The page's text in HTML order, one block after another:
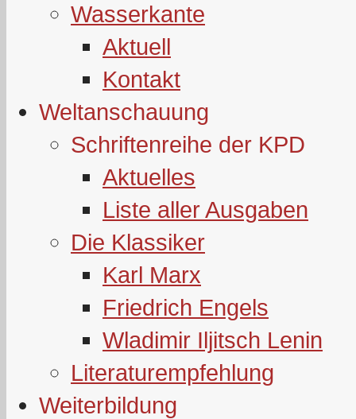
Wasserkante
Aktuell
Kontakt
Weltanschauung
Schriftenreihe der KPD
Aktuelles
Liste aller Ausgaben
Die Klassiker
Karl Marx
Friedrich Engels
Wladimir Iljitsch Lenin
Literaturempfehlung
Weiterbildung